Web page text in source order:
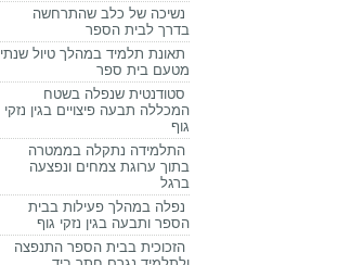
נשיכה של כלב שהתרחשה
בדרך לבית הספר
תאונת תלמיד במהלך טיול שנתי
מטעם בית ספר
סטודנטית שנפלה בשטח
המכללה תבעה פיצויים בגין נזקי
גוף
התלמידה נתקלה בממטרה
בתוך ערוגת צמחים ונפצעה
ברגל
נפלה במהלך פעילות בבית
הספר ותבעה בגין נזקי גוף
הזכוכית בבית הספר התנפצה